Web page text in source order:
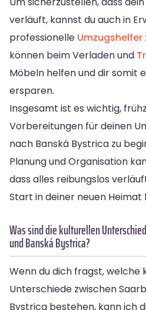
verläuft, kannst du auch in
professionelle Umzugshelfer
können beim Verladen und
Möbeln helfen und dir somit
ersparen.
Insgesamt ist es wichtig,
Vorbereitungen für deinen
nach Banská Bystrica zu
Planung und Organisation
dass alles reibungslos
Start in deiner neuen Heimat
Was sind die kulturellen
und Banská Bystrica?
Wenn du dich fragst, welche
Unterschiede zwischen
Bystrica bestehen, kann ich